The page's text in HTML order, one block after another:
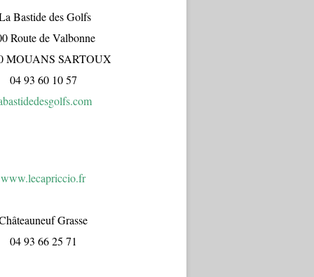
Bastide des Golfs
Route de Valbonne
MOUANS SARTOUX
04 93 60 10 57
www.lecapriccio.fr
Grasse
04 93 66 25 71